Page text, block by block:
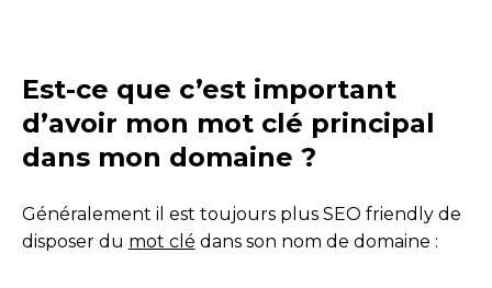
Est-ce que c’est important
d’avoir mon mot clé principal
dans mon domaine ?
Généralement il est toujours plus SEO friendly de
disposer du mot clé dans son nom de domaine :